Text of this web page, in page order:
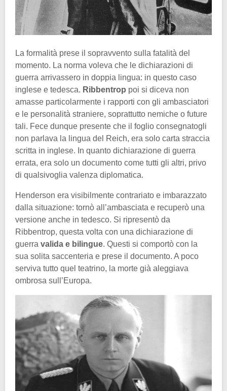
La formalità prese il sopravvento sulla fatalità del
momento. La norma voleva che le dichiarazioni di
guerra arrivassero in doppia lingua: in questo caso
inglese e tedesca. Ribbentrop poi si diceva non
amasse particolarmente i rapporti con gli ambasciatori
e le personalità straniere, soprattutto nemiche o future
tali. Fece dunque presente che il foglio consegnatogli
non parlava la lingua del Reich, era solo carta straccia
scritta in inglese. In quanto dichiarazione di guerra
errata, era solo un documento come tutti gli altri, privo
di qualsivoglia valenza diplomatica.
Henderson era visibilmente contrariato e imbarazzato
dalla situazione: tornò all’ambasciata e recuperò una
versione anche in tedesco. Si ripresentò da
Ribbentrop, questa volta con una dichiarazione di
guerra valida e bilingue. Questi si comportò con la
sua solita saccenteria e prese il documento. A poco
serviva tutto quel teatrino, la morte già aleggiava
ombrosa sull’Europa.